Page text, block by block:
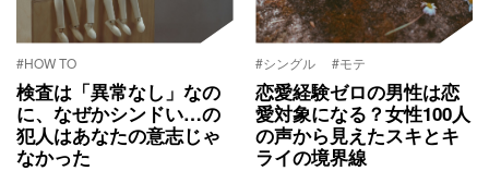
#HOW TO
検査は「異常なし」なの
に、なぜかシンドい…の
犯人はあなたの意志じゃ
なかった
#シングル #モテ
恋愛経験ゼロの男性は恋
愛対象になる？女性100人
の声から見えたスキとキ
ライの境界線